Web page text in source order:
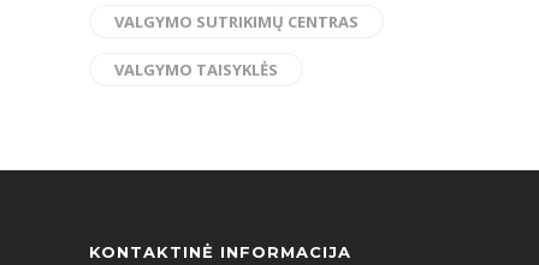
VALGYMO SUTRIKIMŲ CENTRAS
VALGYMO TAISYKLĖS
KONTAKTINĖ INFORMACIJA